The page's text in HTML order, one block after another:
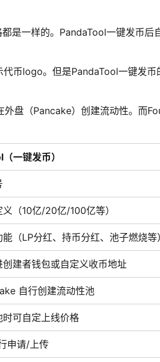
是一样的。PandaTool一键发币后
代币logo。但是PandaTool一键发币
盘（Pancake）创建流动性。而
一键发币）
（10亿/20亿/100亿等）
能（LP分红、持币分红、池子燃烧等
创建者钱包或自定义收币地址
自行创建流动性池
时可自定上线价格
申请/上传